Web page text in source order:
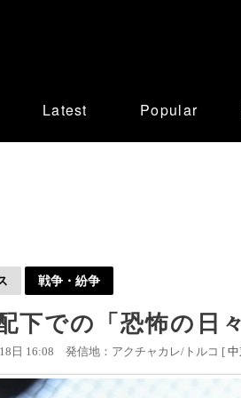
Latest Popular
戦争・紛争
下での「恐怖の日
日 16:08 発信地：アクチャカレ/トルコ [